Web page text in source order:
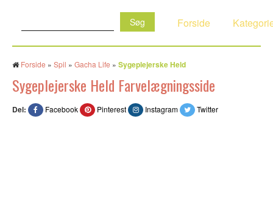
Forside
Forside » Spil » Gacha Life » Sygeplejerske Held
Sygeplejerske Held Farvelægningsside
Del: Facebook Pinterest Instagram Twitter